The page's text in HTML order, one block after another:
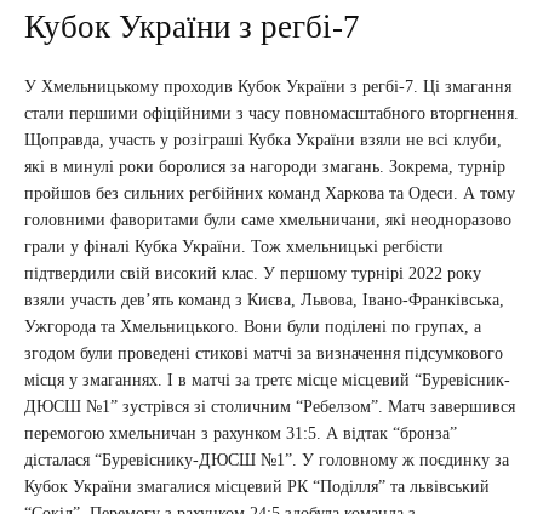
Кубок України з регбі-7
У Хмельницькому проходив Кубок України з регбі-7. Ці змагання
стали першими офіційними з часу повномасштабного вторгнення.
Щоправда, участь у розіграші Кубка України взяли не всі клуби,
які в минулі роки боролися за нагороди змагань. Зокрема, турнір
пройшов без сильних регбійних команд Харкова та Одеси. А тому
головними фаворитами були саме хмельничани, які неодноразово
грали у фіналі Кубка України. Тож хмельницькі регбісти
підтвердили свій високий клас. У першому турнірі 2022 року
взяли участь дев’ять команд з Києва, Львова, Івано-Франківська,
Ужгорода та Хмельницького. Вони були поділені по групах, а
згодом були проведені стикові матчі за визначення підсумкового
місця у змаганнях. І в матчі за третє місце місцевий “Буревісник-
ДЮСШ №1” зустрівся зі столичним “Ребелзом”. Матч завершився
перемогою хмельничан з рахунком 31:5. А відтак “бронза”
дісталася “Буревіснику-ДЮСШ №1”. У головному ж поєдинку за
Кубок України змагалися місцевий РК “Поділля” та львівський